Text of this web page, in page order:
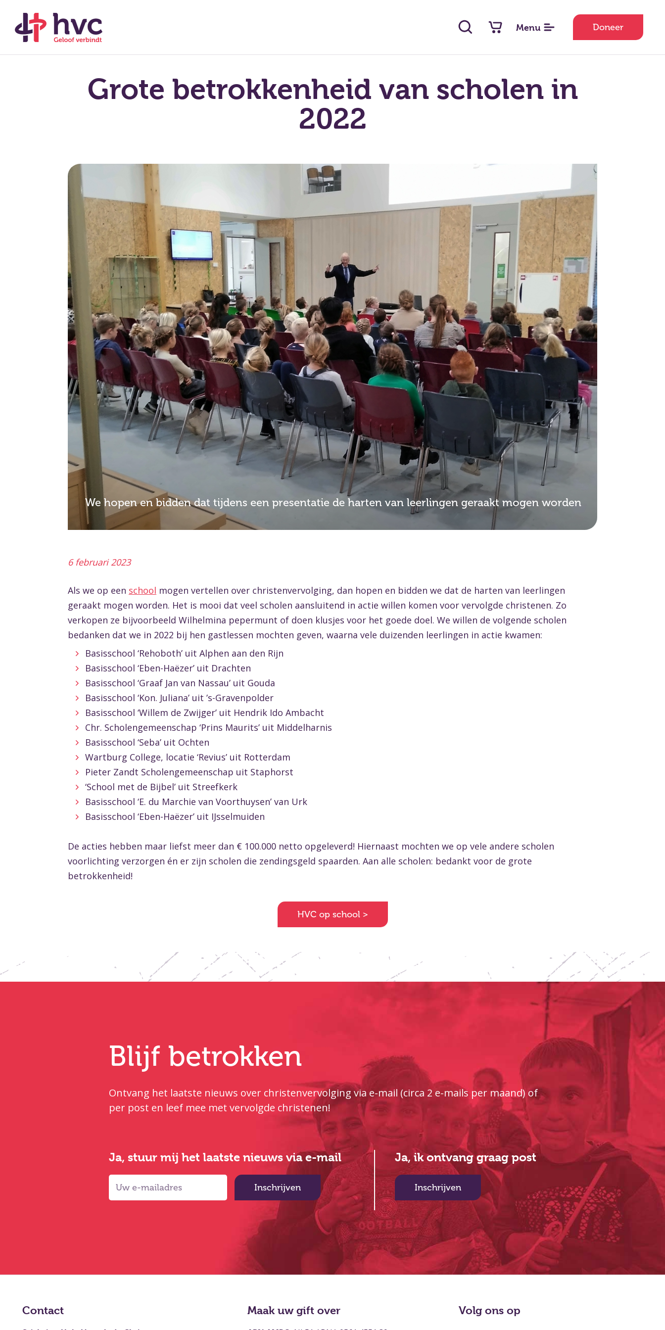
Menu Doneer
Grote betrokkenheid van scholen in
2022
We hopen en bidden dat tijdens een presentatie de harten van leerlingen geraakt mogen worden
6 februari 2023
Als we op een school mogen vertellen over christenvervolging, dan hopen en bidden we dat de harten van leerlingen
geraakt mogen worden. Het is mooi dat veel scholen aansluitend in actie willen komen voor vervolgde christenen. Zo
verkopen ze bijvoorbeeld Wilhelmina pepermunt of doen klusjes voor het goede doel. We willen de volgende scholen
bedanken dat we in 2022 bij hen gastlessen mochten geven, waarna vele duizenden leerlingen in actie kwamen:
Basisschool ‘Rehoboth’ uit Alphen aan den Rijn
Basisschool ‘Eben-Haëzer’ uit Drachten
Basisschool ‘Graaf Jan van Nassau’ uit Gouda
Basisschool ‘Kon. Juliana’ uit ’s-Gravenpolder
Basisschool ‘Willem de Zwijger’ uit Hendrik Ido Ambacht
Chr. Scholengemeenschap ‘Prins Maurits’ uit Middelharnis
Basisschool ‘Seba’ uit Ochten
Wartburg College, locatie ‘Revius’ uit Rotterdam
Pieter Zandt Scholengemeenschap uit Staphorst
‘School met de Bijbel’ uit Streefkerk
Basisschool ‘E. du Marchie van Voorthuysen’ van Urk
Basisschool ‘Eben-Haëzer’ uit IJsselmuiden
De acties hebben maar liefst meer dan € 100.000 netto opgeleverd! Hiernaast mochten we op vele andere scholen
voorlichting verzorgen én er zijn scholen die zendingsgeld spaarden. Aan alle scholen: bedankt voor de grote
betrokkenheid!
HVC op school >
Blijf betrokken
Ontvang het laatste nieuws over christenvervolging via e-mail (circa 2 e-mails per maand) of
per post en leef mee met vervolgde christenen!
Ja, stuur mij het laatste nieuws via e-mail
Inschrijven
Ja, ik ontvang graag post
Inschrijven
Contact Maak uw gift over Volg ons op